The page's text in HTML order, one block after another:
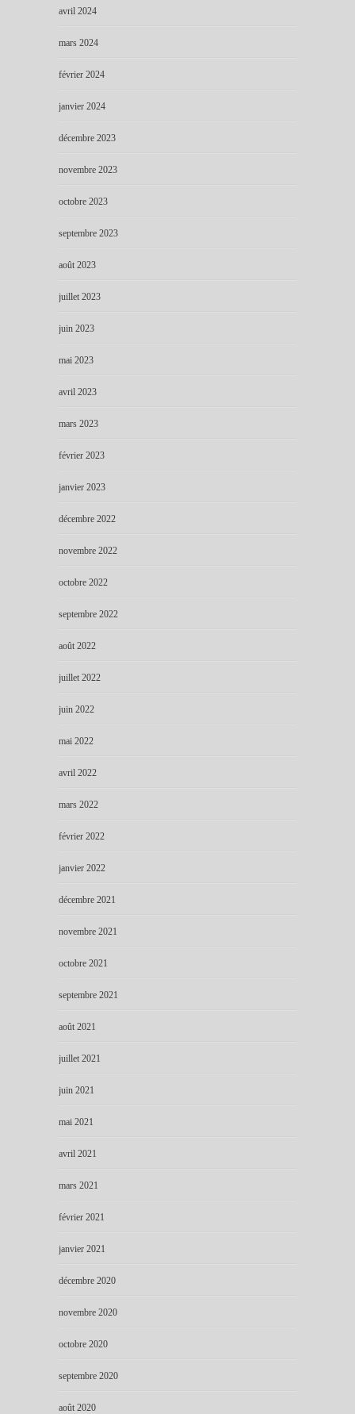
avril 2024
mars 2024
février 2024
janvier 2024
décembre 2023
novembre 2023
octobre 2023
septembre 2023
août 2023
juillet 2023
juin 2023
mai 2023
avril 2023
mars 2023
février 2023
janvier 2023
décembre 2022
novembre 2022
octobre 2022
septembre 2022
août 2022
juillet 2022
juin 2022
mai 2022
avril 2022
mars 2022
février 2022
janvier 2022
décembre 2021
novembre 2021
octobre 2021
septembre 2021
août 2021
juillet 2021
juin 2021
mai 2021
avril 2021
mars 2021
février 2021
janvier 2021
décembre 2020
novembre 2020
octobre 2020
septembre 2020
août 2020